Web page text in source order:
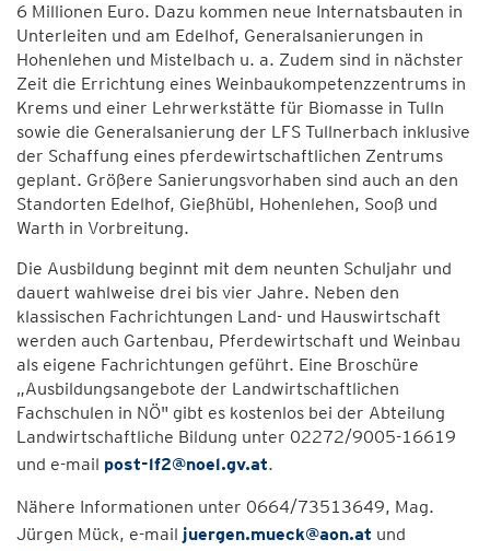
6 Millionen Euro. Dazu kommen neue Internatsbauten in
Unterleiten und am Edelhof, Generalsanierungen in
Hohenlehen und Mistelbach u. a. Zudem sind in nächster
Zeit die Errichtung eines Weinbaukompetenzzentrums in
Krems und einer Lehrwerkstätte für Biomasse in Tulln
sowie die Generalsanierung der LFS Tullnerbach inklusive
der Schaffung eines pferdewirtschaftlichen Zentrums
geplant. Größere Sanierungsvorhaben sind auch an den
Standorten Edelhof, Gießhübl, Hohenlehen, Sooß und
Warth in Vorbreitung.
Die Ausbildung beginnt mit dem neunten Schuljahr und
dauert wahlweise drei bis vier Jahre. Neben den
klassischen Fachrichtungen Land- und Hauswirtschaft
werden auch Gartenbau, Pferdewirtschaft und Weinbau
als eigene Fachrichtungen geführt. Eine Broschüre
„Ausbildungsangebote der Landwirtschaftlichen
Fachschulen in NÖ" gibt es kostenlos bei der Abteilung
Landwirtschaftliche Bildung unter 02272/9005-16619
und e-mail post-lf2@noel.gv.at.
Nähere Informationen unter 0664/73513649, Mag.
Jürgen Mück, e-mail juergen.mueck@aon.at und